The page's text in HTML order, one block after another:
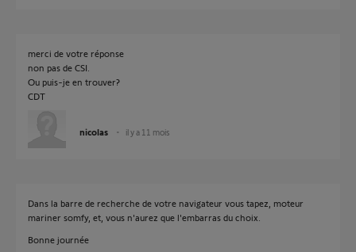
merci de votre réponse
non pas de CSI.
Ou puis-je en trouver?
CDT
nicolas il y a 11 mois
Dans la barre de recherche de votre navigateur vous tapez, moteur
mariner somfy, et, vous n'aurez que l'embarras du choix.
Bonne journée